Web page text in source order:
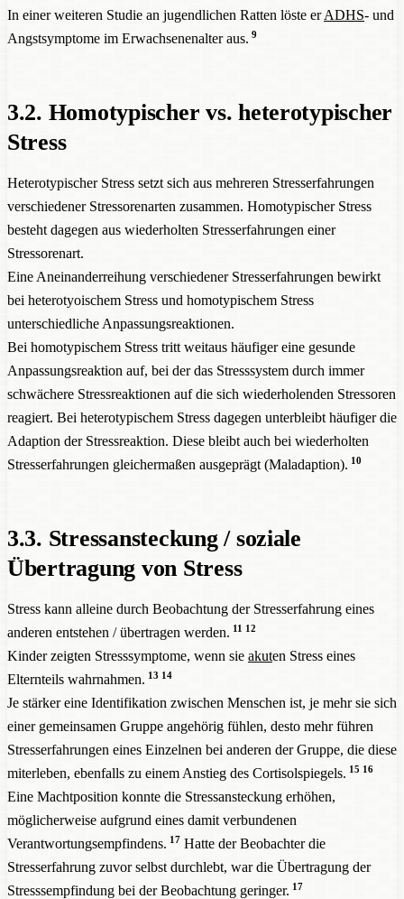
In einer weiteren Studie an jugendlichen Ratten löste erADHS- und
Angstsymptome im Erwachsenenalter aus. 9
3.2. Homotypischer vs. heterotypischer
Stress
Heterotypischer Stress setzt sich aus mehreren Stresserfahrungen
verschiedener Stressorenarten zusammen. Homotypischer Stress
besteht dagegen aus wiederholten Stresserfahrungen einer
Stressorenart.
Eine Aneinanderreihung verschiedener Stresserfahrungen bewirkt
bei heterotyoischem Stress und homotypischem Stress
unterschiedliche Anpassungsreaktionen.
Bei homotypischem Stress tritt weitaus häufiger eine gesunde
Anpassungsreaktion auf, bei der das Stresssystem durch immer
schwächere Stressreaktionen auf die sich wiederholenden Stressoren
reagiert. Bei heterotypischem Stress dagegen unterbleibt häufiger die
Adaption der Stressreaktion. Diese bleibt auch bei wiederholten
Stresserfahrungen gleichermaßen ausgeprägt (Maladaption). 10
3.3. Stressansteckung / soziale
Übertragung von Stress
Stress kann alleine durch Beobachtung der Stresserfahrung eines
anderen entstehen / übertragen werden. 11 12
Kinder zeigten Stresssymptome, wenn sie akuten Stress eines
Elternteils wahrnahmen. 13 14
Je stärker eine Identifikation zwischen Menschen ist, je mehr sie sich
einer gemeinsamen Gruppe angehörig fühlen, desto mehr führen
Stresserfahrungen eines Einzelnen bei anderen der Gruppe, die diese
miterleben, ebenfalls zu einem Anstieg des Cortisolspiegels. 15 16
Eine Machtposition konnte die Stressansteckung erhöhen,
möglicherweise aufgrund eines damit verbundenen
Verantwortungsempfindens. 17 Hatte der Beobachter die
Stresserfahrung zuvor selbst durchlebt, war die Übertragung der
Stresssempfindung bei der Beobachtung geringer. 17